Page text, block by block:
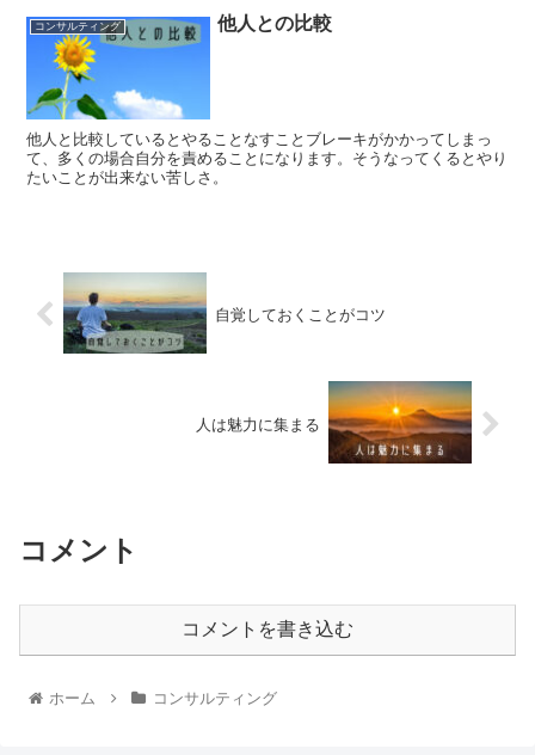
コンサルティング 他人との比較
他人と比較しているとやることなすことブレーキがかかってしまっ
て、多くの場合自分を責めることになります。そうなってくるとやり
たいことが出来ない苦しさ。
自覚しておくことがコツ
人は魅力に集まる
コメント
コメントを書き込む
ホーム コンサルティング